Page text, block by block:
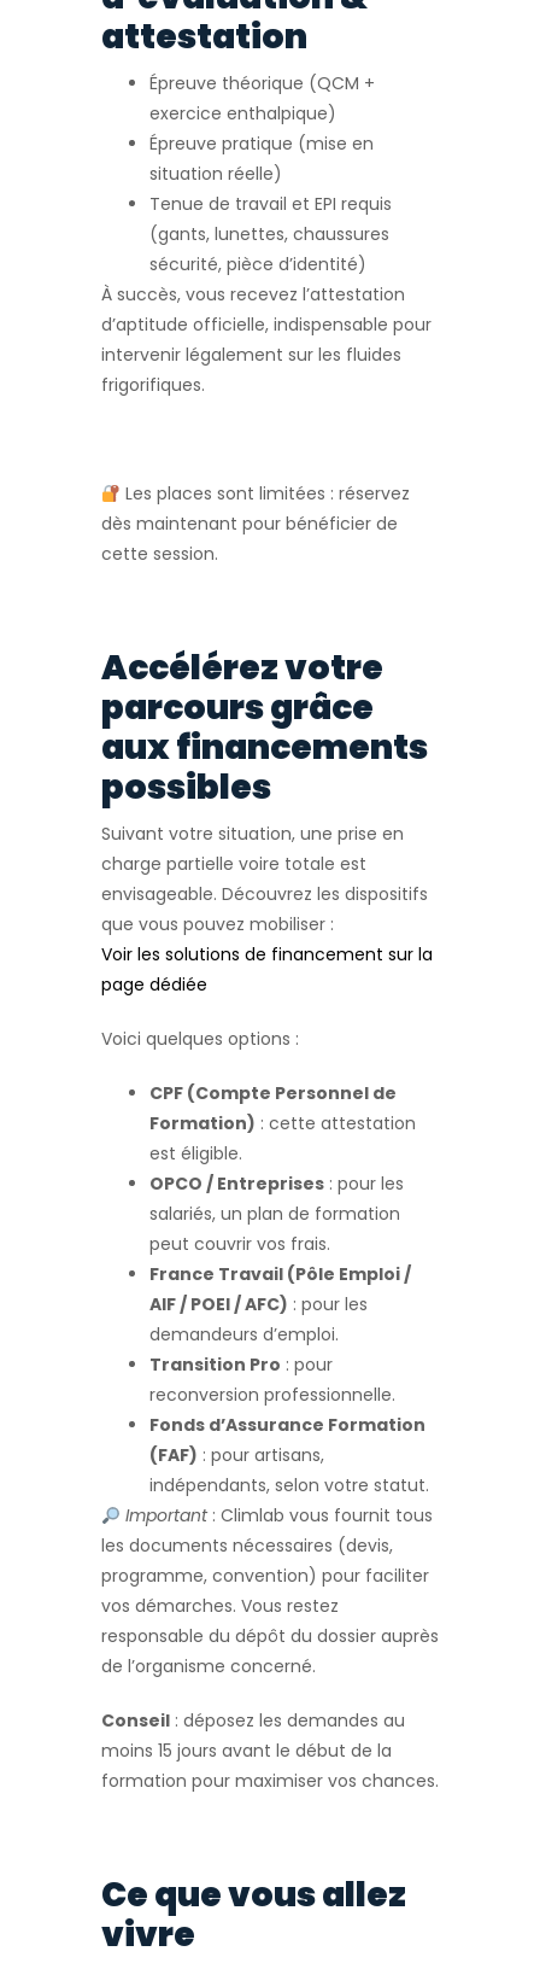
attestation
Épreuve théorique (QCM +
exercice enthalpique)
Épreuve pratique (mise en
situation réelle)
Tenue de travail et EPI requis
(gants, lunettes, chaussures
sécurité, pièce d’identité)
À succès, vous recevez l’attestation
d’aptitude officielle, indispensable pour
intervenir légalement sur les fluides
frigorifiques.
Les places sont limitées : réservez
dès maintenant pour bénéficier de
cette session.
Accélérez votre
parcours grâce
aux financements
possibles
Suivant votre situation, une prise en
charge partielle voire totale est
envisageable. Découvrez les dispositifs
que vous pouvez mobiliser :
Voir les solutions de financement sur la
page dédiée
Voici quelques options :
CPF (Compte Personnel de
Formation) : cette attestation
est éligible.
OPCO / Entreprises : pour les
salariés, un plan de formation
peut couvrir vos frais.
France Travail (Pôle Emploi /
AIF / POEI / AFC) : pour les
demandeurs d’emploi.
Transition Pro : pour
reconversion professionnelle.
Fonds d’Assurance Formation
(FAF) : pour artisans,
indépendants, selon votre statut.
Important: Climlab vous fournit tous
les documents nécessaires (devis,
programme, convention) pour faciliter
vos démarches. Vous restez
responsable du dépôt du dossier auprès
de l’organisme concerné.
Conseil : déposez les demandes au
moins 15 jours avant le début de la
formation pour maximiser vos chances.
Ce que vous allez
vivre